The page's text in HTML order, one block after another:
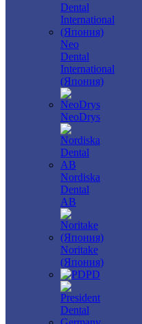
Neo
Dental
International
(Япония)
NeoDrys
Nordiska
Dental
AB
Noritake
(Япония)
PD